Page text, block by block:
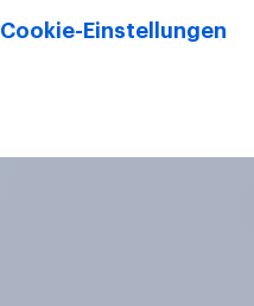
Cookie-Einstellungen